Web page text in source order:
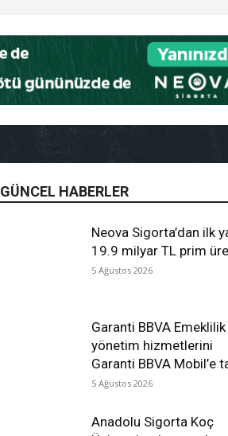
GÜNCEL HABERLER
Neova Sigorta’dan ilk
19.9 milyar TL prim
5 Ağustos 2026
Garanti BBVA
yönetim hizmetlerini
Garanti BBVA Mobil’e
5 Ağustos 2026
Anadolu Sigorta Koç